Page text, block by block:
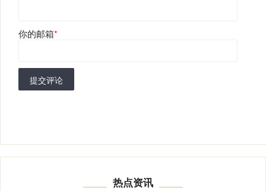
你的邮箱*
提交评论
热点资讯